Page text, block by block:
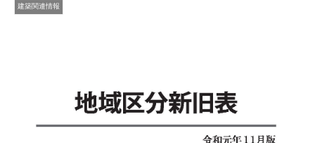
建築関連情報